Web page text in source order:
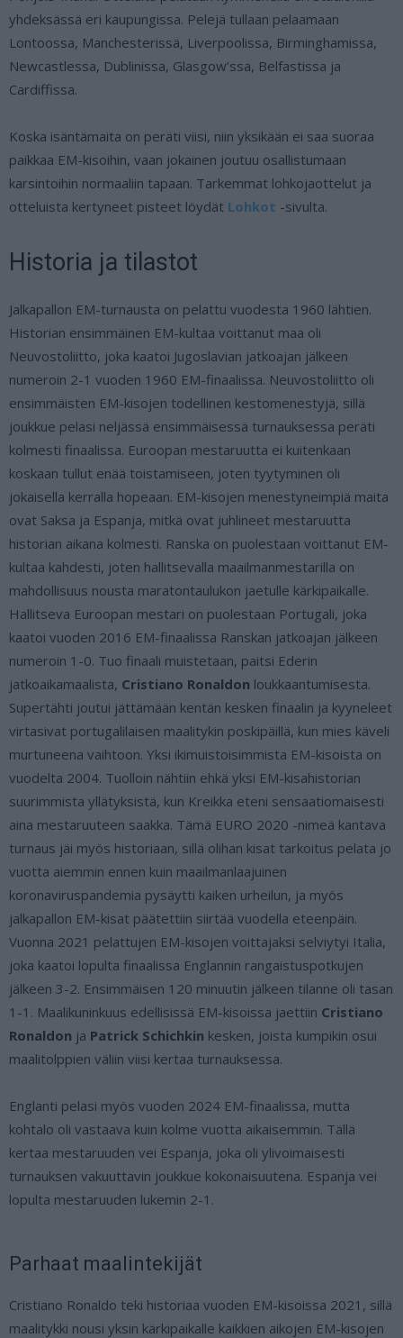
yhdeksässä eri kaupungissa. Pelejä tullaan pelaamaan
Lontoossa, Manchesterissä, Liverpoolissa, Birminghamissa,
Newcastlessa, Dublinissa, Glasgow’ssa, Belfastissa ja
Cardiffissa.
Koska isäntämaita on peräti viisi, niin yksikään ei saa suoraa
paikkaa EM-kisoihin, vaan jokainen joutuu osallistumaan
karsintoihin normaaliin tapaan. Tarkemmat lohkojaottelut ja
otteluista kertyneet pisteet löydät Lohkot -sivulta.
Historia ja tilastot
Jalkapallon EM-turnausta on pelattu vuodesta 1960 lähtien.
Historian ensimmäinen EM-kultaa voittanut maa oli
Neuvostoliitto, joka kaatoi Jugoslavian jatkoajan jälkeen
numeroin 2-1 vuoden 1960 EM-finaalissa. Neuvostoliitto oli
ensimmäisten EM-kisojen todellinen kestomenestyjä, sillä
joukkue pelasi neljässä ensimmäisessä turnauksessa peräti
kolmesti finaalissa. Euroopan mestaruutta ei kuitenkaan
koskaan tullut enää toistamiseen, joten tyytyminen oli
jokaisella kerralla hopeaan. EM-kisojen menestyneimpiä maita
ovat Saksa ja Espanja, mitkä ovat juhlineet mestaruutta
historian aikana kolmesti. Ranska on puolestaan voittanut EM-
kultaa kahdesti, joten hallitsevalla maailmanmestarilla on
mahdollisuus nousta maratontaulukon jaetulle kärkipaikalle.
Hallitseva Euroopan mestari on puolestaan Portugali, joka
kaatoi vuoden 2016 EM-finaalissa Ranskan jatkoajan jälkeen
numeroin 1-0. Tuo finaali muistetaan, paitsi Ederin
jatkoaikamaalista, Cristiano Ronaldon loukkaantumisesta.
Supertähti joutui jättämään kentän kesken finaalin ja kyyneleet
virtasivat portugalilaisen maalitykin poskipäillä, kun mies käveli
murtuneena vaihtoon. Yksi ikimuistoisimmista EM-kisoista on
vuodelta 2004. Tuolloin nähtiin ehkä yksi EM-kisahistorian
suurimmista yllätyksistä, kun Kreikka eteni sensaatiomaisesti
aina mestaruuteen saakka. Tämä EURO 2020 -nimeä kantava
turnaus jäi myös historiaan, sillä olihan kisat tarkoitus pelata jo
vuotta aiemmin ennen kuin maailmanlaajuinen
koronaviruspandemia pysäytti kaiken urheilun, ja myös
jalkapallon EM-kisat päätettiin siirtää vuodella eteenpäin.
Vuonna 2021 pelattujen EM-kisojen voittajaksi selviytyi Italia,
joka kaatoi lopulta finaalissa Englannin rangaistuspotkujen
jälkeen 3-2. Ensimmäisen 120 minuutin jälkeen tilanne oli tasan
1-1. Maalikuninkuus edellisissä EM-kisoissa jaettiin Cristiano
Ronaldon ja Patrick Schichkin kesken, joista kumpikin osui
maalitolppien väliin viisi kertaa turnauksessa.
Englanti pelasi myös vuoden 2024 EM-finaalissa, mutta
kohtalo oli vastaava kuin kolme vuotta aikaisemmin. Tällä
kertaa mestaruuden vei Espanja, joka oli ylivoimaisesti
turnauksen vakuuttavin joukkue kokonaisuutena. Espanja vei
lopulta mestaruuden lukemin 2-1.
Parhaat maalintekijät
Cristiano Ronaldo teki historiaa vuoden EM-kisoissa 2021, sillä
maalitykki nousi yksin kärkipaikalle kaikkien aikojen EM-kisojen